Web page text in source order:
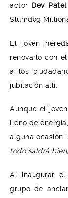
actor Dev Patel
Slumdog
El joven
renovarlo con
a los
jubilación allí.
Aunque el
lleno de
alguna ocasión
todo saldrá
Al inaugurar
grupo de